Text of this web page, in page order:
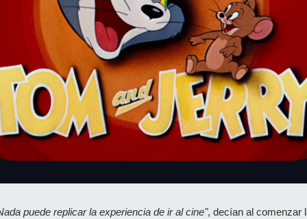
puede replicar la experiencia de ir al cine", decían al comenzar